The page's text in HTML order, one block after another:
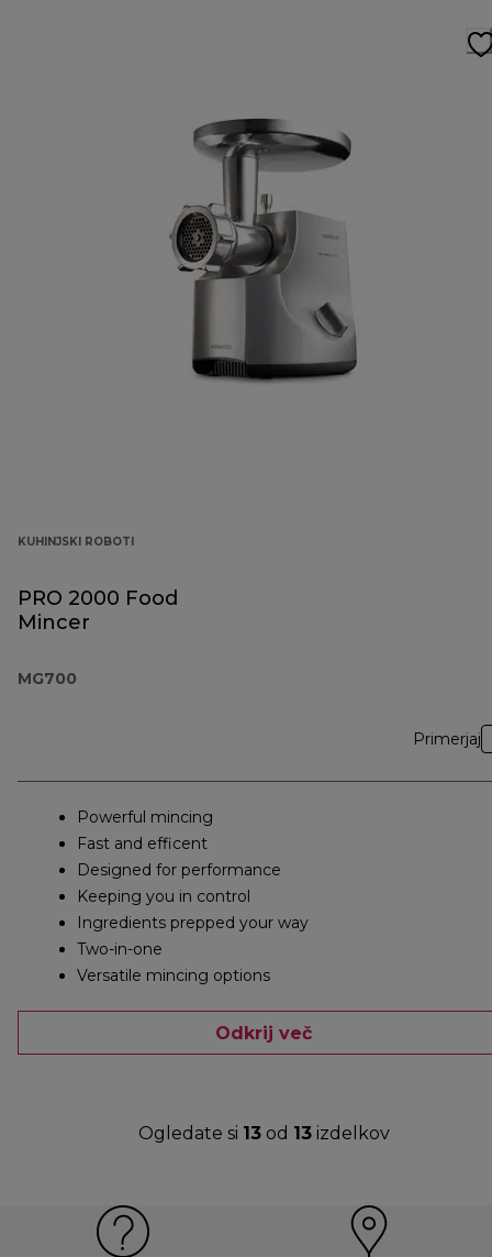
KUHINJSKI ROBOTI
PRO 2000 Food
Mincer
MG700
Primerjaj
Powerful mincing
Fast and efficent
Designed for performance
Keeping you in control
Ingredients prepped your way
Two-in-one
Versatile mincing options
Odkrij več
Ogledate si 13od 13izdelkov